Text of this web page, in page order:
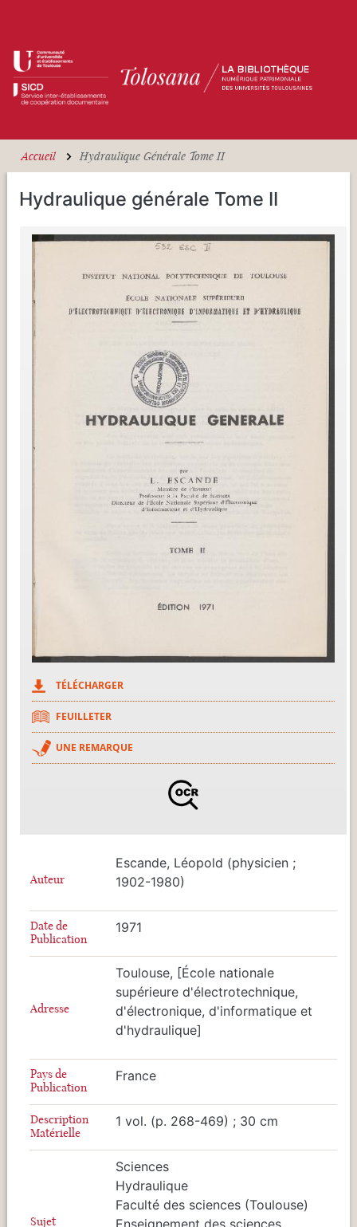
Accueil Hydraulique Générale Tome II
Hydraulique générale Tome II
TÉLÉCHARGER
FEUILLETER
UNE REMARQUE
Auteur
Escande, Léopold (physicien ;
1902-1980)
Date de
Publication
1971
Adresse
Toulouse, [École nationale
supérieure d'électrotechnique,
d'électronique, d'informatique et
d'hydraulique]
Pays de
Publication
France
Description
Matérielle
1 vol. (p. 268-469) ; 30 cm
Sujet
Sciences
Hydraulique
Faculté des sciences (Toulouse)